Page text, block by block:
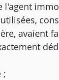
l'agent
avaient
;